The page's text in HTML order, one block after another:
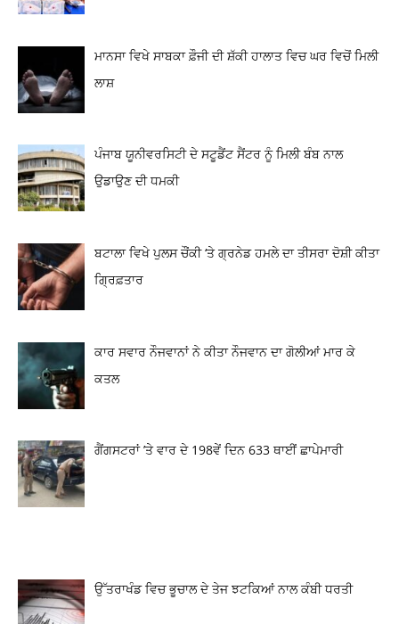
ਮਾਨਸਾ ਵਿਖੇ ਸਾਬਕਾ ਫ਼ੌਜੀ ਦੀ ਸ਼ੱਕੀ ਹਾਲਾਤ ਵਿਚ ਘਰ ਵਿਚੋਂ ਮਿਲੀ
ਲਾਸ਼
ਪੰਜਾਬ ਯੂਨੀਵਰਸਿਟੀ ਦੇ ਸਟੂਡੈਂਟ ਸੈਂਟਰ ਨੂੰ ਮਿਲੀ ਬੰਬ ਨਾਲ
ਉਡਾਉਣ ਦੀ ਧਮਕੀ
ਬਟਾਲਾ ਵਿਖੇ ਪੁਲਸ ਚੌਂਕੀ ‘ਤੇ ਗ੍ਰਨੇਡ ਹਮਲੇ ਦਾ ਤੀਸਰਾ ਦੋਸ਼ੀ ਕੀਤਾ
ਗ੍ਰਿਫ਼ਤਾਰ
ਕਾਰ ਸਵਾਰ ਨੌਜਵਾਨਾਂ ਨੇ ਕੀਤਾ ਨੌਜਵਾਨ ਦਾ ਗੋਲੀਆਂ ਮਾਰ ਕੇ
ਕਤਲ
ਗੈਂਗਸਟਰਾਂ ’ਤੇ ਵਾਰ ਦੇ 198ਵੇਂ ਦਿਨ 633 ਥਾਈਂ ਛਾਪੇਮਾਰੀ
ਉੱਤਰਾਖੰਡ ਵਿਚ ਭੂਚਾਲ ਦੇ ਤੇਜ ਝਟਕਿਆਂ ਨਾਲ ਕੰਬੀ ਧਰਤੀ